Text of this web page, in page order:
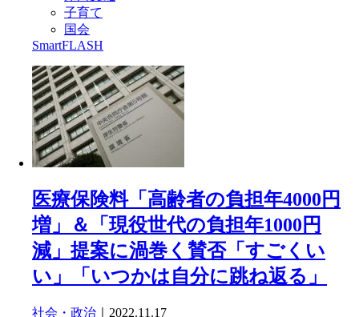
子育て
国会
SmartFLASH
医療保険料「高齢者の負担年4000円
増」＆「現役世代の負担年1000円
減」提案に渦巻く賛否「すごくい
い」「いつかは自分に跳ね返る」
社会・政治 ｜2022.11.17